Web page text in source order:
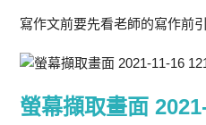
寫作文前要先看老師的寫作前
螢幕擷取畫面